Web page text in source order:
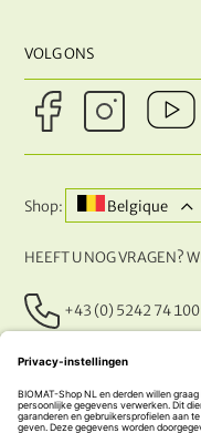
VOLG ONS
Shop: Belgique
HEEFT U NOG VRAGEN?
+43 (0) 5242 74 100
ONZE